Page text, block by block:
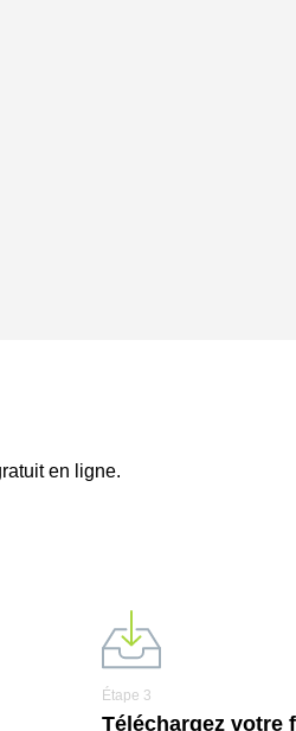
en ligne.
Étape 3
Téléchargez votre